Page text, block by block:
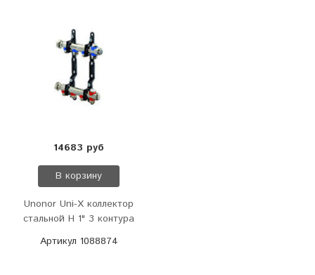
14683 руб
В корзину
Unonor Uni-X коллектор
стальной Н 1" 3 контура
Артикул 1088874